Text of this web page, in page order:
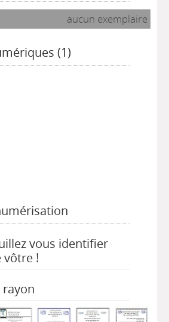
aucun exemplaire
(1)
vous identifier
vôtre !